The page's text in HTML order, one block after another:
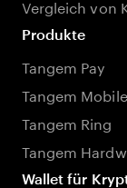
Vergleich von
Produkte
Tangem Pay
Tangem Mobile
Tangem Ring
Tangem
Wallet für